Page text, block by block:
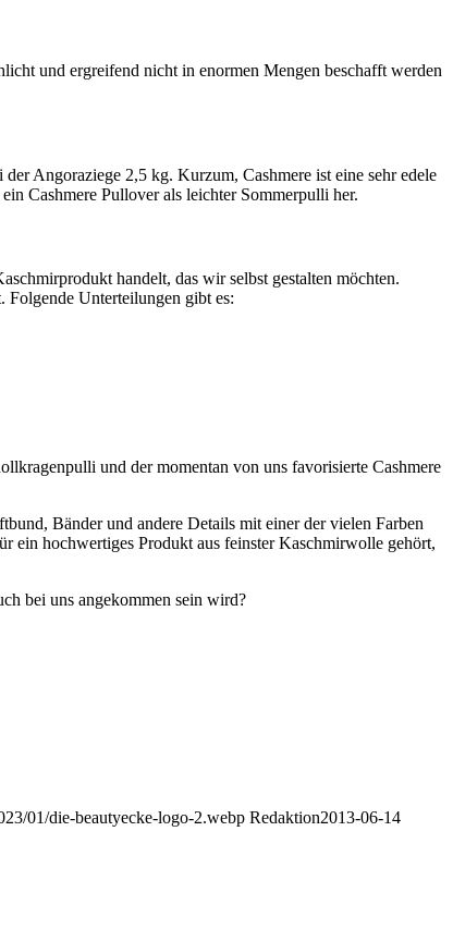
und ergreifend nicht in enormen Mengen beschafft werden
Angoraziege 2,5 kg. Kurzum, Cashmere ist eine sehr edele
Cashmere Pullover als leichter Sommerpulli her.
handelt, das wir selbst gestalten möchten.
Folgende Unterteilungen gibt es:
und der momentan von uns favorisierte Cashmere
Bänder und andere Details mit einer der vielen Farben
ein hochwertiges Produkt aus feinster Kaschmirwolle gehört,
bei uns angekommen sein wird?
01/die-beautyecke-logo-2.webp Redaktion2013-06-14